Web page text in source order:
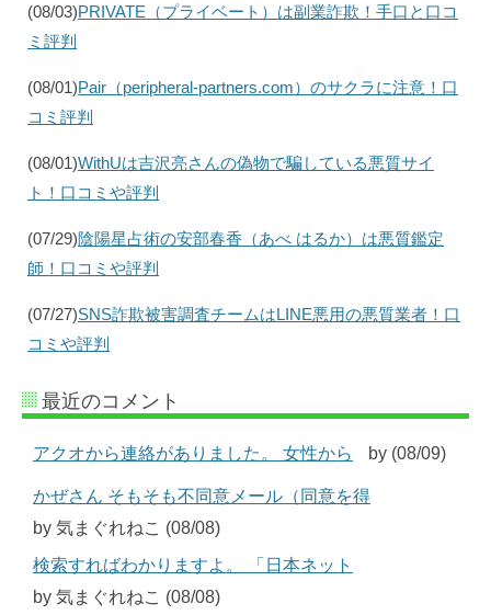
(08/03)PRIVATE（プライベート）は副業詐欺！手口と口コ
ミ評判
(08/01)Pair（peripheral-partners.com）のサクラに注意！口
コミ評判
(08/01)WithUは吉沢亮さんの偽物で騙している悪質サイ
ト！口コミや評判
(07/29)陰陽星占術の安部春香（あべ はるか）は悪質鑑定
師！口コミや評判
(07/27)SNS詐欺被害調査チームはLINE悪用の悪質業者！口
コミや評判
最近のコメント
アクオから連絡がありました。 女性から by (08/09)
かぜさん そもそも不同意メール（同意を得
by 気まぐれねこ (08/08)
検索すればわかりますよ。 「日本ネット
by 気まぐれねこ (08/08)